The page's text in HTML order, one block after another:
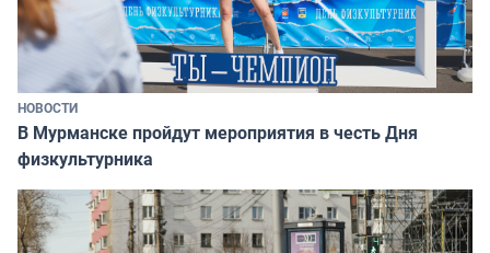
НОВОСТИ
В Мурманске пройдут мероприятия в честь Дня
физкультурника